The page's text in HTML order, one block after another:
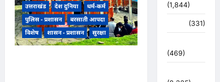
उत्तराखंड देश दुनिया
धर्म-कर्म
पुलिस - प्रशासन
बरसाती आपदा
विशेष
शासन - प्रशासन सुरक्षा
(1,844)
(331)
(469)